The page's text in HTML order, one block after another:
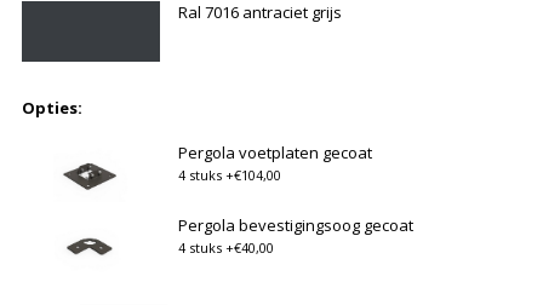
Ral 7016 antraciet grijs
Opties:
Pergola voetplaten gecoat
4 stuks +€104,00
Pergola bevestigingsoog gecoat
4 stuks +€40,00